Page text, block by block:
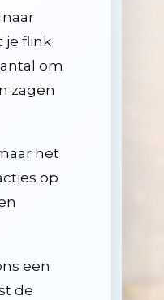
je flink
om
zagen
het
op
een
de